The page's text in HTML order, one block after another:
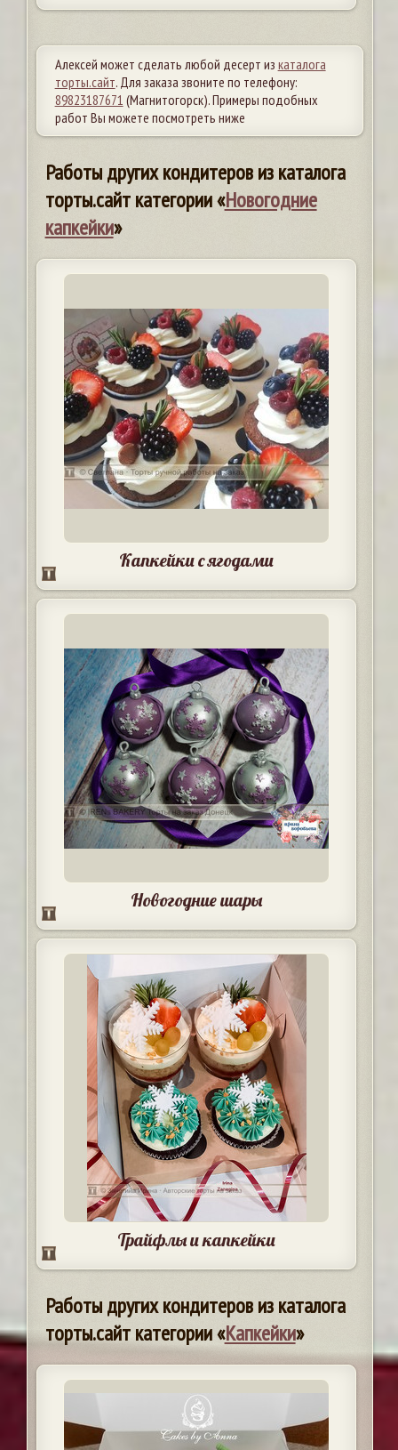
Алексей может сделать любой десерт из каталога
торты.сайт. Для заказа звоните по телефону:
89823187671 (Магнитогорск). Примеры подобных
работ Вы можете посмотреть ниже
Работы других кондитеров из каталога
торты.сайт категории «Новогодние
капкейки»
Капкейки с ягодами
Новогодние шары
Трайфлы и капкейки
Работы других кондитеров из каталога
торты.сайт категории «Капкейки»